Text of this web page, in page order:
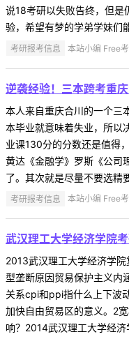
说18考研以失败告终，但是
验，希望有梦的学弟学妹们
考研报考信息 本站小编 Free
逆袭经验！三本跨考重
本人来自重庆合川的一个三
本毕业就意味着失业，所以
业课130分的分数还是值得
黄达《金融学》罗斯《公司
了。其次就是尽量不要选精
考研报考信息 本站小编 Free
武汉理工大学经济学院
2013武汉理工大学经济学
型垄断原因贸易保护主义内
关系cpi和ppi指什么上下波
加快自由贸易区的意义。2
响？2014武汉理工大学经